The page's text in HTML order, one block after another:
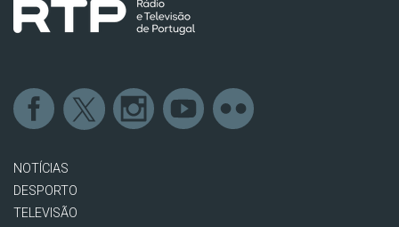
NOTÍCIAS
DESPORTO
TELEVISÃO